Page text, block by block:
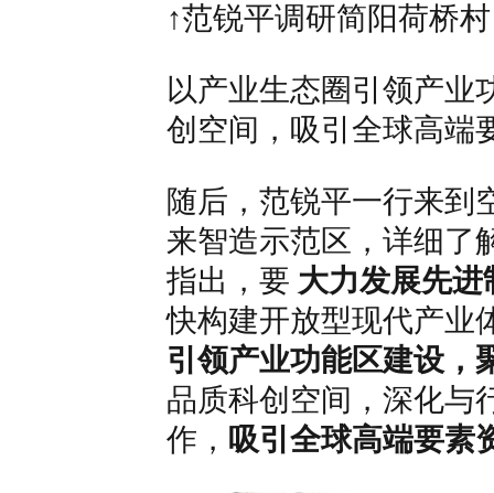
↑范锐平调研简阳荷桥
以产业生态圈引领产业
创空间， 吸引全球高端
随后，范锐平一行来到
来智造示范区，详细了
指出，要 大力发展先
快构建开放型现代产业
引领产业功能区建设，
品质科创空间，深化与
作， 吸引全球高端要素